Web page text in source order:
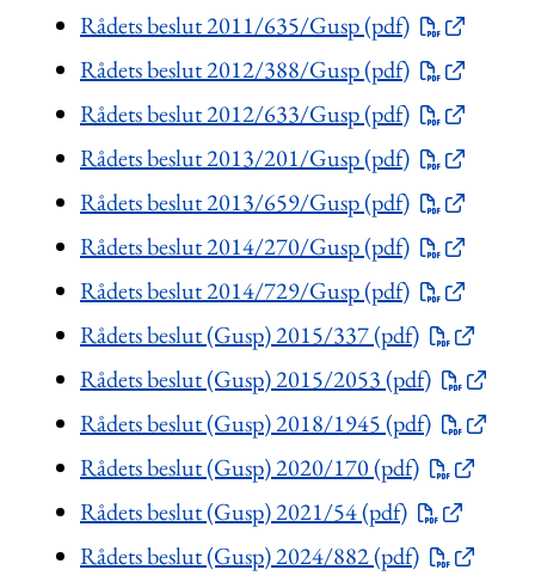
Rådets beslut 2011/635/Gusp (pdf)
Rådets beslut 2012/388/Gusp (pdf)
Rådets beslut 2012/633/Gusp (pdf)
Rådets beslut 2013/201/Gusp (pdf)
Rådets beslut 2013/659/Gusp (pdf)
Rådets beslut 2014/270/Gusp (pdf)
Rådets beslut 2014/729/Gusp (pdf)
Rådets beslut (Gusp) 2015/337 (pdf)
Rådets beslut (Gusp) 2015/2053 (pdf)
Rådets beslut (Gusp) 2018/1945 (pdf)
Rådets beslut (Gusp) 2020/170 (pdf)
Rådets beslut (Gusp) 2021/54 (pdf)
Rådets beslut (Gusp) 2024/882 (pdf)